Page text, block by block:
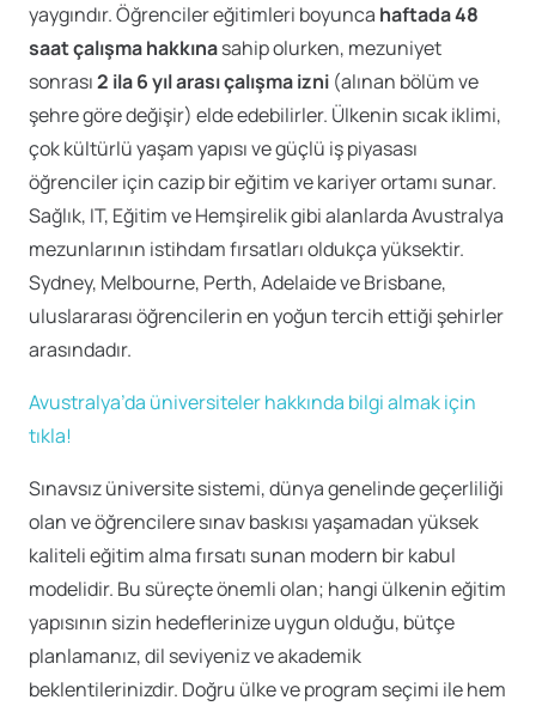
yaygındır. Öğrenciler eğitimleri boyunca haftada 48
saat çalışma hakkınasahip olurken, mezuniyet
sonrası2 ila 6 yıl arası çalışma izni (alınan bölüm ve
şehre göre değişir) elde edebilirler. Ülkenin sıcak iklimi,
çok kültürlü yaşam yapısı ve güçlü iş piyasası
öğrenciler için cazip bir eğitim ve kariyer ortamı sunar.
Sağlık, IT, Eğitim ve Hemşirelik gibi alanlarda Avustralya
mezunlarının istihdam fırsatları oldukça yüksektir.
Sydney, Melbourne, Perth, Adelaide ve Brisbane,
uluslararası öğrencilerin en yoğun tercih ettiği şehirler
arasındadır.
Avustralya’da üniversiteler hakkında bilgi almak için
tıkla!
Sınavsız üniversite sistemi, dünya genelinde geçerliliği
olan ve öğrencilere sınav baskısı yaşamadan yüksek
kaliteli eğitim alma fırsatı sunan modern bir kabul
modelidir. Bu süreçte önemli olan; hangi ülkenin eğitim
yapısının sizin hedeflerinize uygun olduğu, bütçe
planlamanız, dil seviyeniz ve akademik
beklentilerinizdir. Doğru ülke ve program seçimi ile hem